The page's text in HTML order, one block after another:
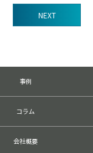
NEXT
事例
コラム
会社概要